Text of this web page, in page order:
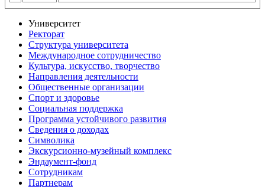
Университет
Ректорат
Структура университета
Международное сотрудничество
Культура, искусство, творчество
Направления деятельности
Общественные организации
Спорт и здоровье
Социальная поддержка
Программа устойчивого развития
Сведения о доходах
Символика
Экскурсионно-музейный комплекс
Эндаумент-фонд
Сотрудникам
Партнерам